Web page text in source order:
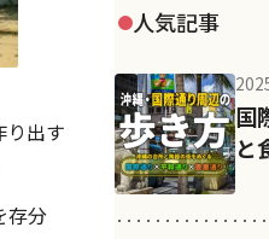
り出す
存分
人気記事
国
と